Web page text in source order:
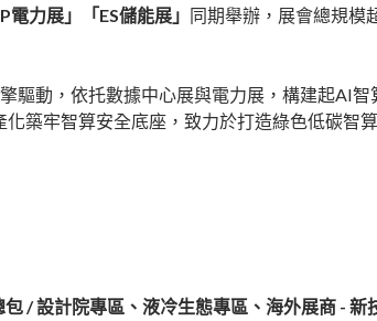
電力展」「ES儲能展」 同期舉辦，展會總規模
動，依托數據中心展與電力展，構建起AI
築牢智算安全底座，致力於打造綠色低碳智
包 / 設計院專區、液冷生態專區、海外展商 -